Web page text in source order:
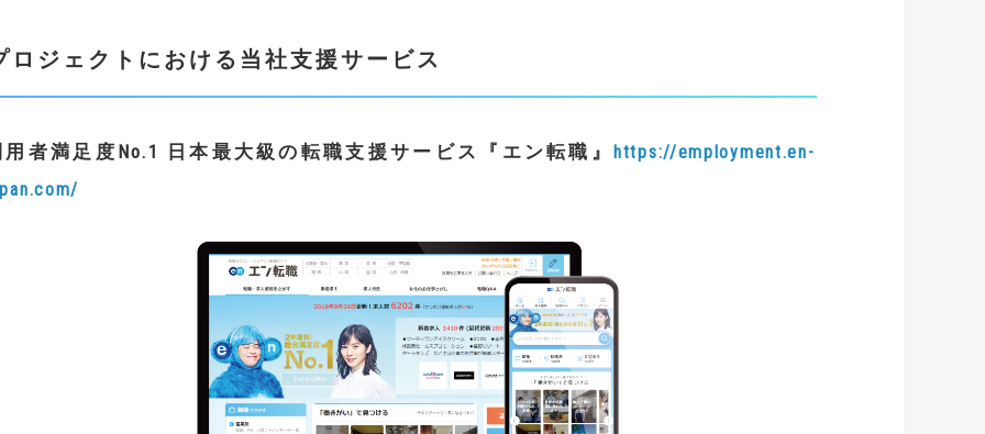
ロジェクトにおける当社支援サービス
用者満足度 No.1 日本最大級の転職支援サービス 『 エン転職 』
https://employment.en-